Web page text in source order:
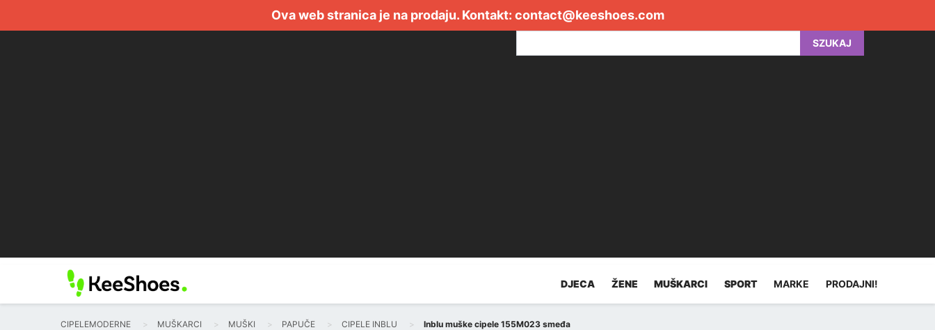
Ova web stranica je na prodaju. Kontakt: contact@keeshoes.com
SZUKAJ
DJECA ŽENE MUŠKARCI SPORT MARKE PRODAJNI!
CIPELEMODERNE MUŠKARCI MUŠKI PAPUČE CIPELE INBLU Inblu muške cipele 155M023 smeđa